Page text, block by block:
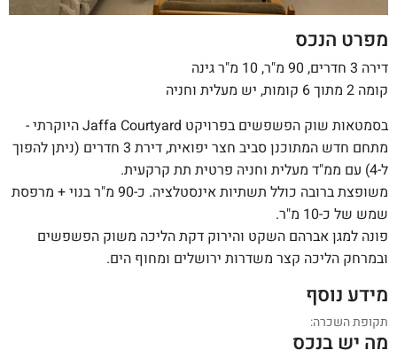
מפרט הנכס
דירה 3 חדרים, 90 מ"ר, 10 מ"ר גינה
קומה 2 מתוך 6 קומות, יש מעלית וחניה
בסמטאות שוק הפשפשים בפרויקט Jaffa Courtyard היוקרתי -
מתחם חדש המתוכנן סביב חצר יפואית, דירת 3 חדרים (ניתן להפוך
ל-4) עם ממ"ד מעלית וחניה פרטית תת קרקעית.
משופצת ברובה כולל תשתיות אינסטלציה. כ-90 מ"ר בנוי + מרפסת
שמש של כ-10 מ"ר.
פונה למגן אברהם השקט והירוק דקת הליכה משוק הפשפשים
ובמרחק הליכה קצר משדרות ירושלים ומחוף הים.
מידע נוסף
תקופת השכרה:
מה יש בנכס